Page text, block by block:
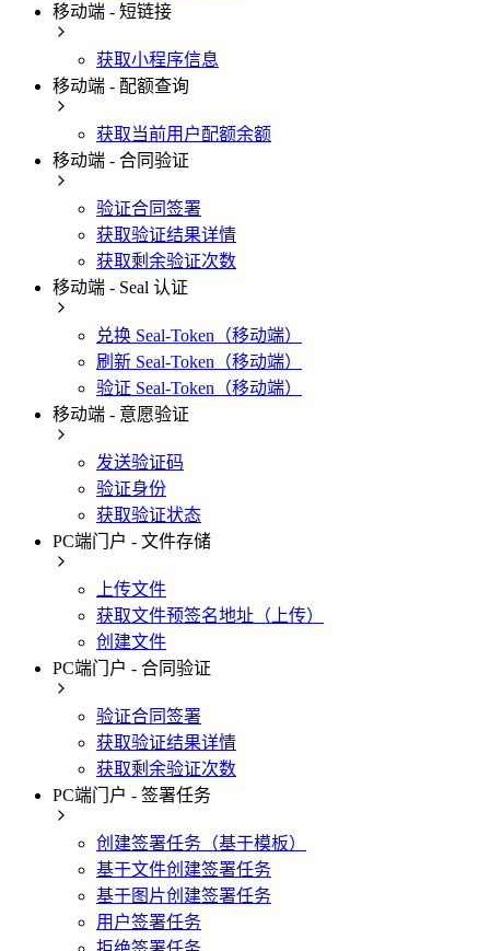
移动端 - 短链接
获取小程序信息
移动端 - 配额查询
获取当前用户配额余额
移动端 - 合同验证
验证合同签署
获取验证结果详情
获取剩余验证次数
移动端 - Seal 认证
兑换 Seal-Token（移动端）
刷新 Seal-Token（移动端）
验证 Seal-Token（移动端）
移动端 - 意愿验证
发送验证码
验证身份
获取验证状态
PC端门户 - 文件存储
上传文件
获取文件预签名地址（上传）
创建文件
PC端门户 - 合同验证
验证合同签署
获取验证结果详情
获取剩余验证次数
PC端门户 - 签署任务
创建签署任务（基于模板）
基于文件创建签署任务
基于图片创建签署任务
用户签署任务